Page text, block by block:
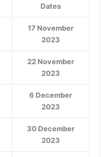
Dates
17 November
2023
22 November
2023
6 December
2023
30 December
2023